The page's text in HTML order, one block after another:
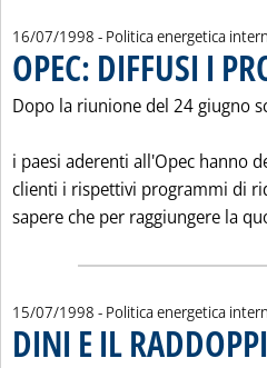
16/07/1998 - Politica energetica
OPEC: DIFFUSI I
Dopo la riunione del 24 giugno
i paesi aderenti all'Opec hanno
clienti i rispettivi programmi di
sapere che per raggiungere la
15/07/1998 - Politica energetica
DINI E IL